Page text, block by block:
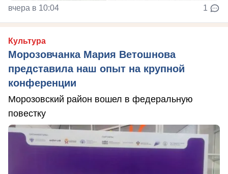
вчера в 10:04 1
Культура
Морозовчанка Мария Ветошнова
представила наш опыт на крупной
конференции
Морозовский район вошел в федеральную
повестку